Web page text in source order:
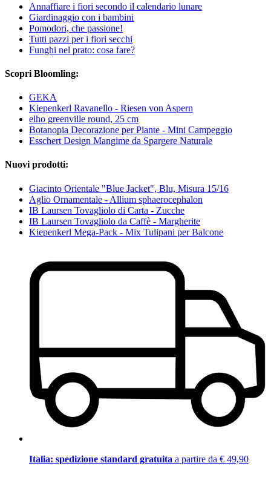
Annaffiare i fiori secondo il calendario lunare
Giardinaggio con i bambini
Pomodori, che passione!
Tutti pazzi per i fiori secchi
Funghi nel prato: cosa fare?
Scopri Bloomling:
GEKA
Kiepenkerl Ravanello - Riesen von Aspern
elho greenville round, 25 cm
Botanopia Decorazione per Piante - Mini Campeggio
Esschert Design Mangime da Spargere Naturale
Nuovi prodotti:
Giacinto Orientale "Blue Jacket", Blu, Misura 15/16
Aglio Ornamentale - Allium sphaerocephalon
IB Laursen Tovagliolo di Carta - Zucche
IB Laursen Tovagliolo da Caffè - Margherite
Kiepenkerl Mega-Pack - Mix Tulipani per Balcone
Italia: spedizione standard gratuita a partire da € 49,90